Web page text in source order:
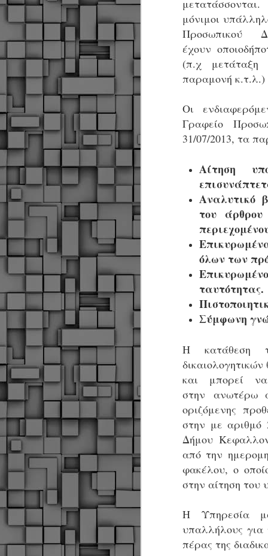
μετατάσσονται.
μόνιμοι
Προσωπικού
έχουν
(π.χ μετάταξη
παραμονή κ.τ.λ.)
Οι
Γραφείο
31/07/2013, τα
Αίτηση
Αναλυτικό
του
όλων των
ταυτότητας.
Σύμφωνη
Η κατάθεση
και μπορεί να
στην ανωτέρω
οριζόμενης
στην με αριθμό
Δήμου
από την
φακέλου, ο
στην αίτηση του
Η Υπηρεσία
υπαλλήλους για
πέρας της
8
27